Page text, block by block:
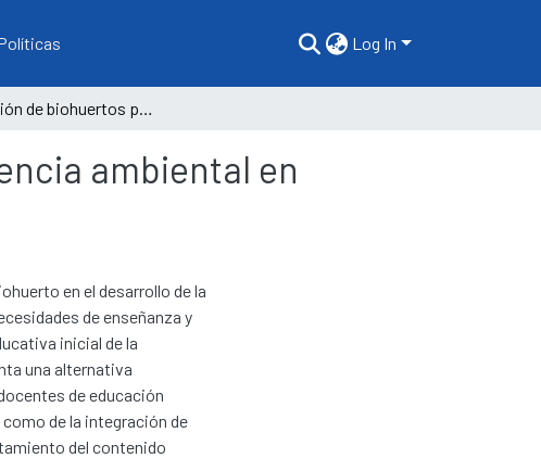
Log In
Elaboración de biohuertos para fomentar la conciencia ambiental en educación inicial
ambiental en
en el desarrollo de la
de enseñanza y
inicial de la
una alternativa
de educación
de la integración de
del contenido